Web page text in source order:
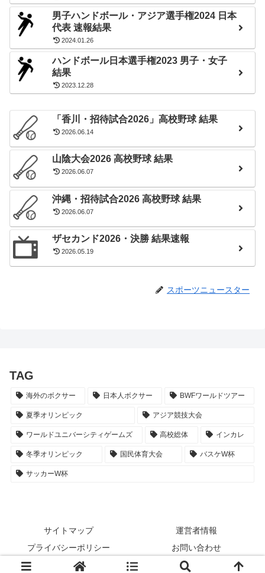
男子ハンドボール・アジア選手権2024 日本
代表 速報結果
2024.01.26
ハンドボール日本選手権2023 男子・女子
結果
2023.12.28
「香川・招待試合2026」高校野球 結果
2026.06.14
山陰大会2026 高校野球 結果
2026.06.07
沖縄・招待試合2026 高校野球 結果
2026.06.07
ザセカンド2026・決勝 結果速報
2026.05.19
スポーツニュースター
TAG
海外のボクサー 日本人ボクサー BWFワールドツアー
夏季オリンピック アジア競技大会
ワールドユニバーシティゲームズ 高校総体 インカレ
冬季オリンピック 国民体育大会 バスケW杯
サッカーW杯
サイトマップ
運営者情報
プライバシーポリシー
お問い合わせ
© 2017-2026 スポーツNEWSTAR.